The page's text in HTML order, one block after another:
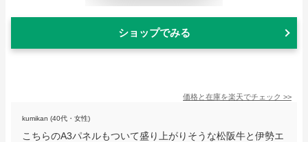
ショップでみる
価格と在庫を楽天でチェック >>
kumikan (40代・女性)
こちらのA3パネルもついて盛り上がりそうな松阪牛と伊勢エ